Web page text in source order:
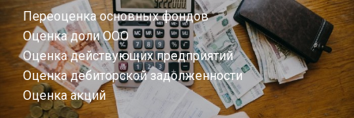
Переоценка основных фондов
Оценка доли ООО
Оценка действующих предприятий
Оценка дебиторской задолженности
Оценка акций